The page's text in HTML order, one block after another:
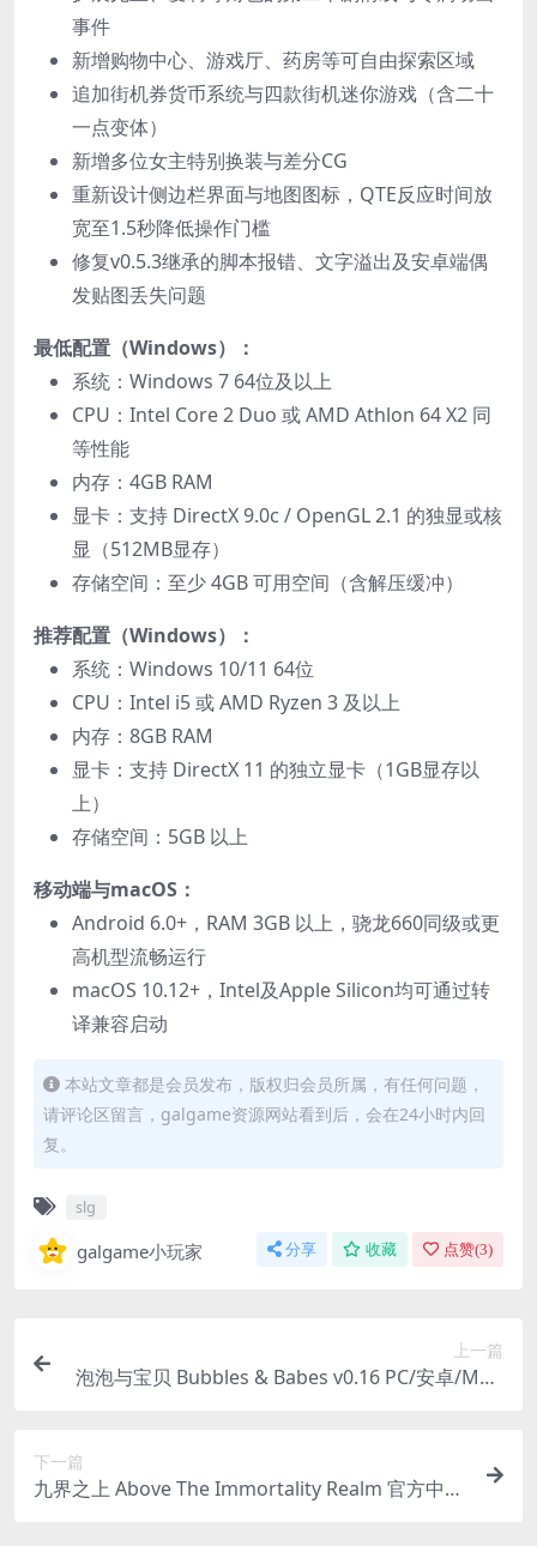
事件
新增购物中心、游戏厅、药房等可自由探索区域
追加街机券货币系统与四款街机迷你游戏（含二十
一点变体）
新增多位女主特别换装与差分CG
重新设计侧边栏界面与地图图标，QTE反应时间放
宽至1.5秒降低操作门槛
修复v0.5.3继承的脚本报错、文字溢出及安卓端偶
发贴图丢失问题
最低配置（Windows）：
系统：Windows 7 64位及以上
CPU：Intel Core 2 Duo 或 AMD Athlon 64 X2 同
等性能
内存：4GB RAM
显卡：支持 DirectX 9.0c / OpenGL 2.1 的独显或核
显（512MB显存）
存储空间：至少 4GB 可用空间（含解压缓冲）
推荐配置（Windows）：
系统：Windows 10/11 64位
CPU：Intel i5 或 AMD Ryzen 3 及以上
内存：8GB RAM
显卡：支持 DirectX 11 的独立显卡（1GB显存以
上）
存储空间：5GB 以上
移动端与macOS：
Android 6.0+，RAM 3GB 以上，骁龙660同级或更
高机型流畅运行
macOS 10.12+，Intel及Apple Silicon均可通过转
译兼容启动
本站文章都是会员发布，版权归会员所属，有任何问题，
请评论区留言，galgame资源网站看到后，会在24小时内回
复。
slg
galgame小玩家 分享 收藏 点赞(3)
上一篇
泡泡与宝贝 Bubbles & Babes v0.16 PC/安卓/MAC
下一篇
九界之上 Above The Immortality Realm 官方中文